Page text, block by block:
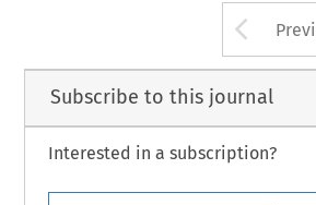
Subscribe to this journal
Interested in a subscription?